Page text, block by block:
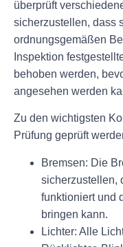
überprüft
sicherzustellen, dass
ordnungsgemäßen
Inspektion
behoben werden,
angesehen werden
Zu den wichtigsten
Prüfung geprüft
Bremsen: Die
sicherzustellen,
funktioniert und
bringen kann.
Lichter: Alle